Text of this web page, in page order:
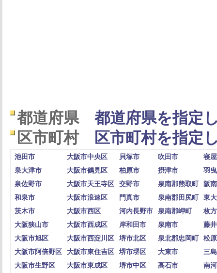
都道府県
都道府県を指定
区市町村
区市町村を指定
池田市 大阪市中央区 貝塚市 吹田市
寝
泉大津市
大阪市鶴見区 柏原市 摂津市
羽
泉佐野市
大阪市天王寺区 交野市 泉南郡熊取町
阪
和泉市
大阪市浪速区 門真市 泉南郡田尻町
東
茨木市
大阪市西区 河内長野市 泉南郡岬町
枚
大阪狭山市
大阪市西成区 岸和田市 泉南市
藤
大阪市旭区
大阪市西淀川区 堺市北区 泉北郡忠岡町
松
大阪市阿倍野区
大阪市東住吉区 堺市堺区 大東市
三
大阪市生野区
大阪市東成区 堺市中区 高石市
南